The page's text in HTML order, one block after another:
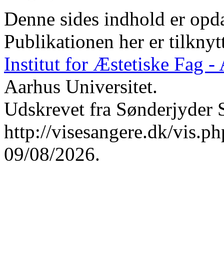
Denne sides indhold er
Publikationen her er
Institut for Æstetiske Fag -
Aarhus Universitet.
Udskrevet fra Sønderjyder
http://visesangere.dk/
09/08/2026.